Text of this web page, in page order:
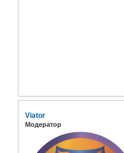
Viator
Модератор